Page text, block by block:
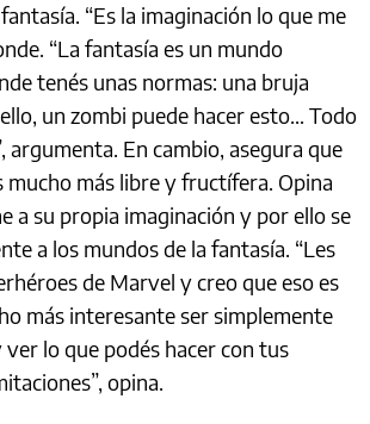
“Es la imaginación lo que me
“La fantasía es un mundo
tenés unas normas: una bruja
un zombi puede hacer esto... Todo
argumenta. En cambio, asegura que
mucho más libre y fructífera. Opina
a su propia imaginación y por ello se
a los mundos de la fantasía. “Les
de Marvel y creo que eso es
más interesante ser simplemente
lo que podés hacer con tus
opina.